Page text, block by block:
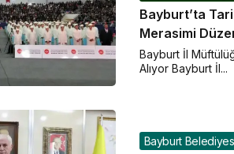
Bayburt’ta
Merasimi
Bayburt İl
Alıyor Bayburt İl...
Bayburt